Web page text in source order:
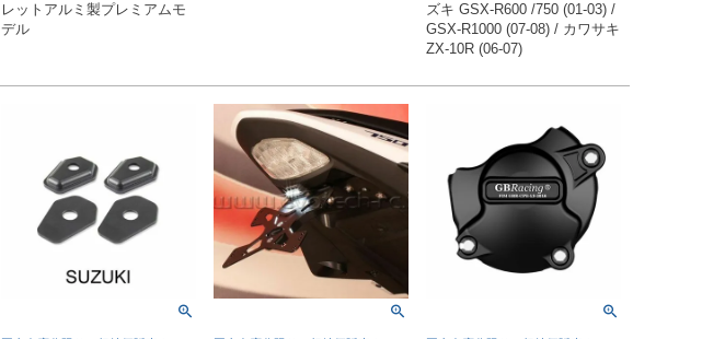
レットアルミ製プレミアムモ
デル
ズキ GSX-R600 /750 (01-03) /
GSX-R1000 (07-08) / カワサキ